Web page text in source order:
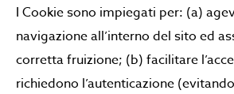
I Cookie sono impiegati per: (a)
navigazione all’interno del sito ed
corretta fruizione; (b) facilitare
richiedono l’autenticazione